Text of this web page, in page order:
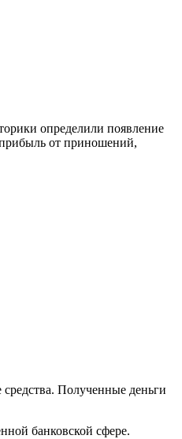
определили появление
от приношений,
Полученные деньги
банковской сфере.